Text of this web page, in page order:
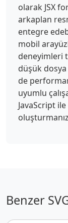
olarak JSX
arkaplan
entegre
mobil
deneyimleri
düşük
de
uyumlu
JavaScript
Benzer